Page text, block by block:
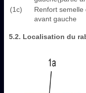
(1c)
Renfort semelle
avant gauche
5.2. Localisation du